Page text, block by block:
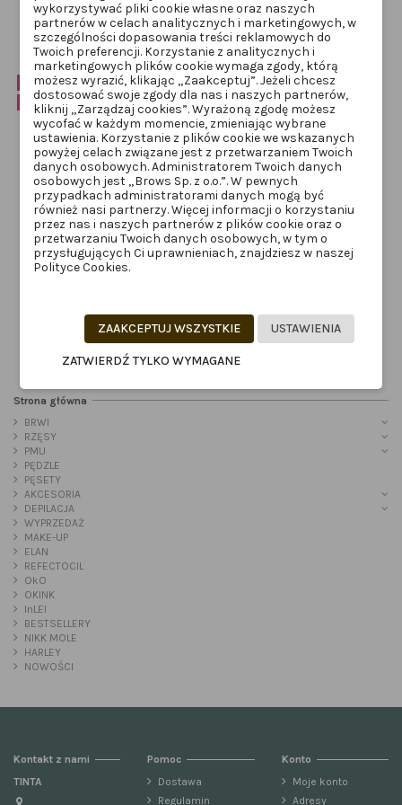
Dodaj do
koszyka
Dodaj do
koszyka
Wyprzedaż!
-60%
Obecnie brak na stanie
BRWI
Ekko Beauty szampon bez SLS
12,00 zł30,00 zł
Obecnie brak na stanie
BRWI
45,00 zł
Strona główna
BRWI
RZĘSY
PMU
PĘDZLE
PĘSETY
AKCESORIA
DEPILACJA
WYPRZEDAŻ
MAKE-UP
ELAN
REFECTOCIL
OkO
OKINK
InLEI
BESTSELLERY
NIKK MOLE
HARLEY
NOWOŚCI
Kontakt z nami
TINTA
Pomoc
Dostawa
Regulamin
Konto
Moje konto
Adresy
wykorzystywać pliki cookie własne oraz naszych
partnerów w celach analitycznych i marketingowych, w
szczególności dopasowania treści reklamowych do
Twoich preferencji. Korzystanie z analitycznych i
marketingowych plików cookie wymaga zgody, którą
możesz wyrazić, klikając „Zaakceptuj”. Jeżeli chcesz
dostosować swoje zgody dla nas i naszych partnerów,
kliknij „Zarządzaj cookies”. Wyrażoną zgodę możesz
wycofać w każdym momencie, zmieniając wybrane
ustawienia. Korzystanie z plików cookie we wskazanych
powyżej celach związane jest z przetwarzaniem Twoich
danych osobowych. Administratorem Twoich danych
osobowych jest „Brows Sp. z o.o.”. W pewnych
przypadkach administratorami danych mogą być
również nasi partnerzy. Więcej informacji o korzystaniu
przez nas i naszych partnerów z plików cookie oraz o
przetwarzaniu Twoich danych osobowych, w tym o
przysługujących Ci uprawnieniach, znajdziesz w naszej
Polityce Cookies.
USTAWIENIA
ZAAKCEPTUJ WSZYSTKIE
ZATWIERDŹ TYLKO WYMAGANE